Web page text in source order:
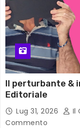
Il perturbante &
Editoriale
Lug 31, 2026 Il
Commento